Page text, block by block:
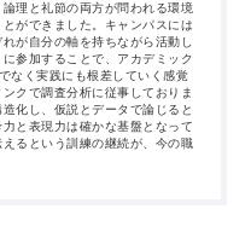
り重要でした。世界史は暗記に
うに意識して学びました。入学
思想や国際関係のゼミでは、単
や再構成が求められました。他
理と礼節の両方が問われる環境
ができました。キャンパスには
が自分の軸を持ちながら活動し
参加することで、アカデミック
なく実践にも根差していく感覚
クで調査分析に従事しておりま